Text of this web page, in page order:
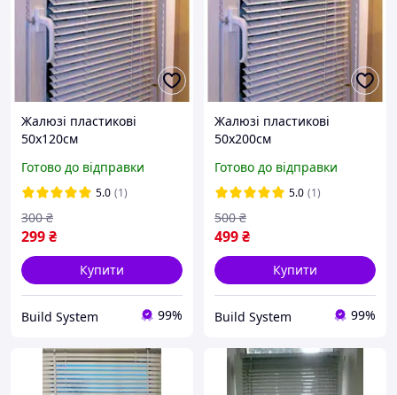
Жалюзі пластикові
50х120см
Готово до відправки
5.0 (1)
299₴
300 ₴
Купити
Build System 99%
Жалюзі пластикові
50х200см
Готово до відправки
5.0 (1)
499₴
500 ₴
Купити
Build System 99%